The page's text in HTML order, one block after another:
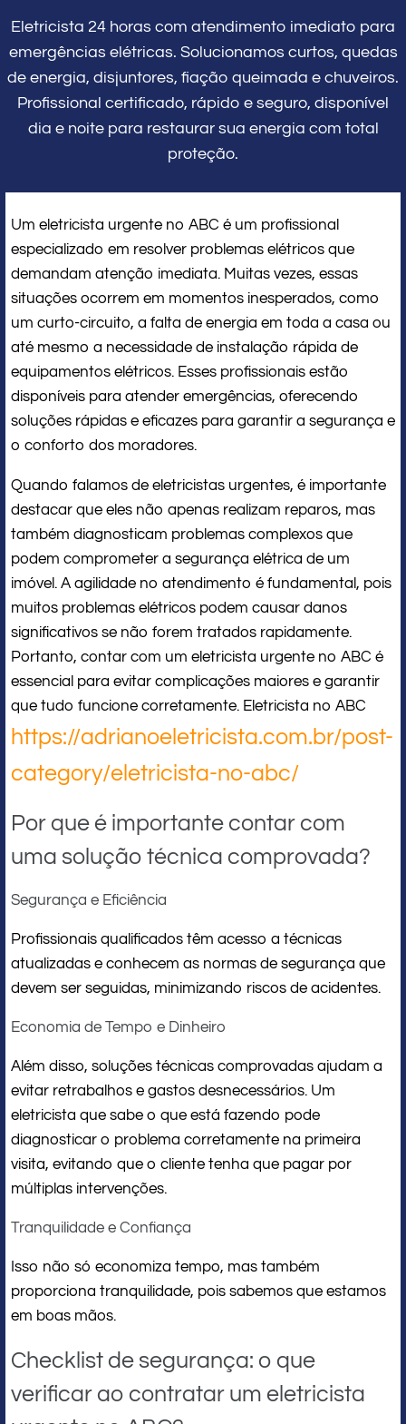
Eletricista 24 horas com atendimento imediato para
emergências elétricas. Solucionamos curtos, quedas
de energia, disjuntores, fiação queimada e chuveiros.
Profissional certificado, rápido e seguro, disponível
dia e noite para restaurar sua energia com total
proteção.
Um eletricista urgente no ABC é um profissional
especializado em resolver problemas elétricos que
demandam atenção imediata. Muitas vezes, essas
situações ocorrem em momentos inesperados, como
um curto-circuito, a falta de energia em toda a casa ou
até mesmo a necessidade de instalação rápida de
equipamentos elétricos. Esses profissionais estão
disponíveis para atender emergências, oferecendo
soluções rápidas e eficazes para garantir a segurança e
o conforto dos moradores.
Quando falamos de eletricistas urgentes, é importante
destacar que eles não apenas realizam reparos, mas
também diagnosticam problemas complexos que
podem comprometer a segurança elétrica de um
imóvel. A agilidade no atendimento é fundamental, pois
muitos problemas elétricos podem causar danos
significativos se não forem tratados rapidamente.
Portanto, contar com um eletricista urgente no ABC é
essencial para evitar complicações maiores e garantir
que tudo funcione corretamente. Eletricista no ABC
https://adrianoeletricista.com.br/post-
category/eletricista-no-abc/
Por que é importante contar com
uma solução técnica comprovada?
Segurança e Eficiência
Profissionais qualificados têm acesso a técnicas
atualizadas e conhecem as normas de segurança que
devem ser seguidas, minimizando riscos de acidentes.
Economia de Tempo e Dinheiro
Além disso, soluções técnicas comprovadas ajudam a
evitar retrabalhos e gastos desnecessários. Um
eletricista que sabe o que está fazendo pode
diagnosticar o problema corretamente na primeira
visita, evitando que o cliente tenha que pagar por
múltiplas intervenções.
Tranquilidade e Confiança
Isso não só economiza tempo, mas também
proporciona tranquilidade, pois sabemos que estamos
em boas mãos.
Checklist de segurança: o que
verificar ao contratar um eletricista